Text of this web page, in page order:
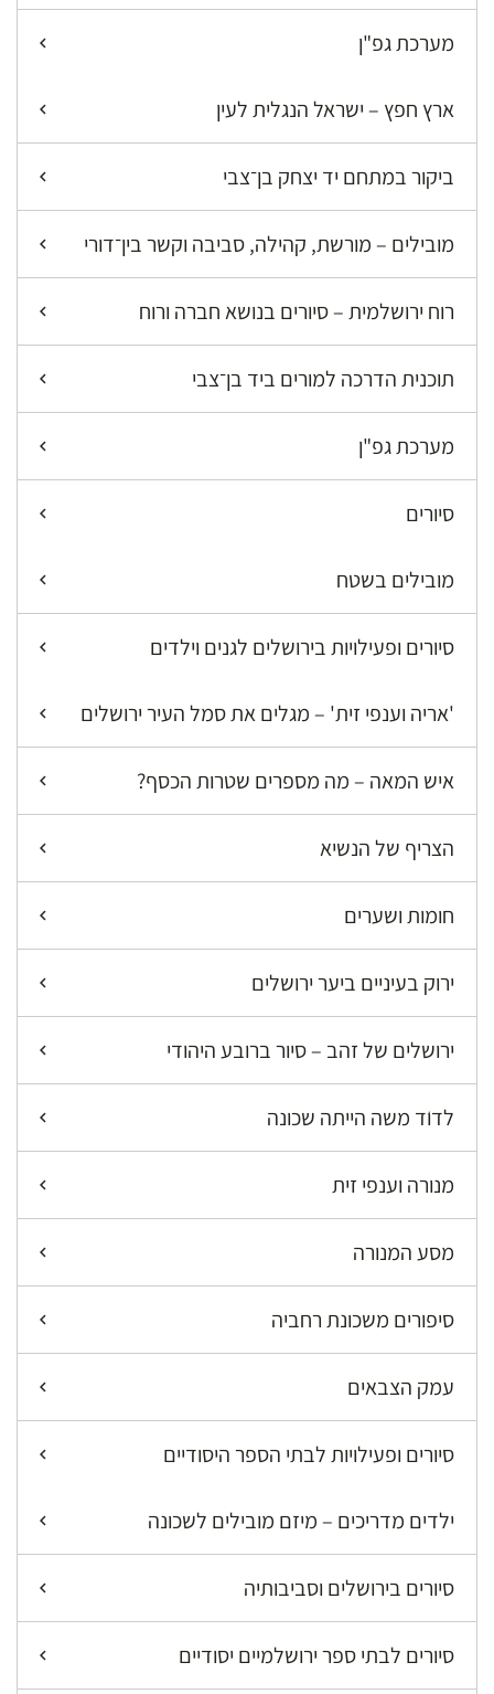
מערכת גפ"ן
ארץ חפץ – ישראל הנגלית לעין
ביקור במתחם יד יצחק בן־צבי
מובילים – מורשת, קהילה, סביבה וקשר בין־דורי
רוח ירושלמית – סיורים בנושא חברה ורוח
תוכנית הדרכה למורים ביד בן־צבי
מערכת גפ"ן
סיורים
מובילים בשטח
סיורים ופעילויות בירושלים לגנים וילדים
'אריה וענפי זית' – מגלים את סמל העיר ירושלים
איש המאה – מה מספרים שטרות הכסף?
הצריף של הנשיא
חומות ושערים
ירוק בעיניים ביער ירושלים
ירושלים של זהב – סיור ברובע היהודי
לדוֺד משה הייתה שכונה
מנורה וענפי זית
מסע המנורה
סיפורים משכונת רחביה
עמק הצבאים
סיורים ופעילויות לבתי הספר היסודיים
ילדים מדריכים – מיזם מובילים לשכונה
סיורים בירושלים וסביבותיה
סיורים לבתי ספר ירושלמיים יסודיים